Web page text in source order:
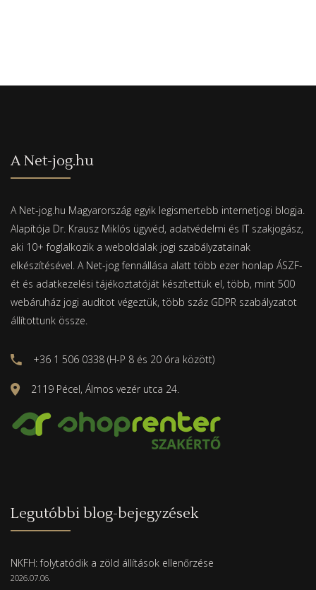
A Net-jog.hu
A Net-jog.hu Magyarország egyik legismertebb internetjogi blogja.
Alapítója Dr. Krausz Miklós ügyvéd, adatvédelmi és IT szakjogász,
aki 10+ foglalkozik a weboldalak jogi szabályzatainak
elkészítésével. A Net-jog fennállása alatt több ezer honlap ÁSZF-
ét és adatkezelési tájékoztatóját készítettük el, több, mint 500
webáruház jogi auditot végeztük, több száz GDPR szabályzatot
állítottunk össze.
+36 1 506 0338 (H-P 8 és 20 óra között)
2119 Pécel, Álmos vezér utca 24.
Legutóbbi blog-bejegyzések
NKFH: folytatódik a zöld állítások ellenőrzése
2026.07.06.